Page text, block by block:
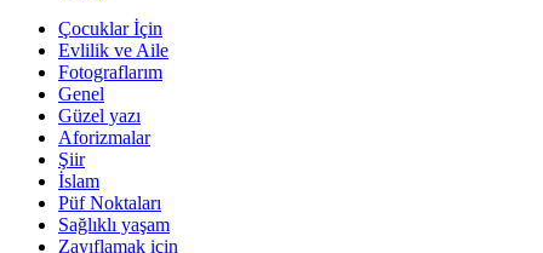
Çocuklar İçin
Evlilik ve Aile
Fotograflarım
Genel
Güzel yazı
Aforizmalar
Şiir
İslam
Püf Noktaları
Sağlıklı yaşam
Zayıflamak için